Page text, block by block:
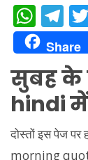
W
h
at
s
A
p
p
T
el
e
gr
a
m
Share
सुबह के
hindi में
दोस्तों इस पेज
morning